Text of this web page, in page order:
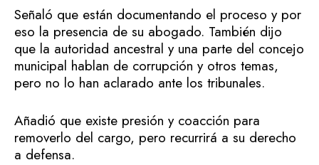
Señaló que están documentando el proceso y por
eso la presencia de su abogado. También dijo
que la autoridad ancestral y una parte del concejo
municipal hablan de corrupción y otros temas,
pero no lo han aclarado ante los tribunales.
Añadió que existe presión y coacción para
removerlo del cargo, pero recurrirá a su derecho
a defensa.